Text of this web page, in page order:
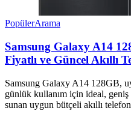
PopülerArama
Samsung Galaxy A14
Fiyatlı ve Güncel Akıllı
Samsung Galaxy A14 128GB,
günlük kullanım için ideal,
sunan uygun bütçeli akıllı